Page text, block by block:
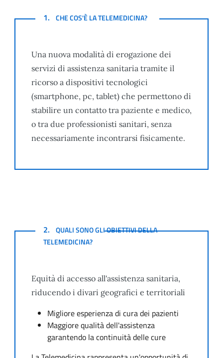
CHE COS'È LA TELEMEDICINA?
1. CHE COS'È LA TELEMEDICINA?
Una nuova modalità di erogazione dei
servizi di assistenza sanitaria tramite il
ricorso a dispositivi tecnologici
(smartphone, pc, tablet) che permettono di
stabilire un contatto tra paziente e medico,
o tra due professionisti sanitari, senza
necessariamente incontrarsi fisicamente.
QUALI SONO GLI OBIETTIVI DELLA TELEMEDICINA?
2. QUALI SONO GLI OBIETTIVI DELLA
TELEMEDICINA?
Equità di accesso all'assistenza sanitaria,
riducendo i divari geografici e territoriali
Migliore esperienza di cura dei pazienti
Maggiore qualità dell'assistenza
garantendo la continuità delle cure